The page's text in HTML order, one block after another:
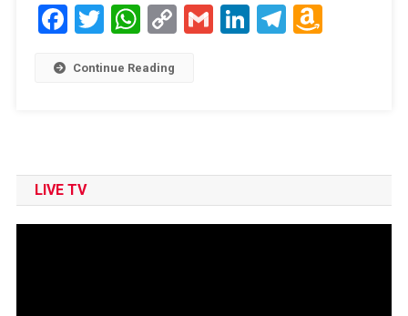
Facebook
Twitter
WhatsApp
CopyGmailLinkedIn
Telegram
Continue Reading
LIVE TV